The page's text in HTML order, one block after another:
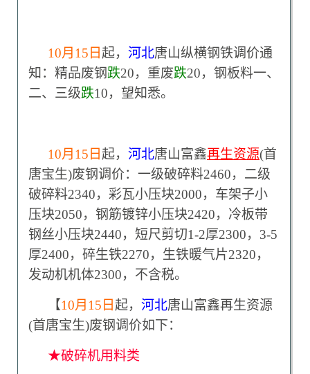
10月15日 起， 河北唐山纵横钢铁调价通
知：精品废钢跌20，重废跌20，钢板料一、
二、三级跌10，望知悉。
10月15日 起， 河北唐山富鑫再生资源(首
唐宝生)废钢调价：一级破碎料2460，二级
破碎料2340，彩瓦小压块2000，车架子小
压块2050，钢筋镀锌小压块2420，冷板带
钢丝小压块2440，短尺剪切1-2厚2300，3-5
厚2400，碎生铁2270，生铁暖气片2320，
发动机机体2300，不含税。
【10月15日 起， 河北唐山富鑫再生资源
(首唐宝生)废钢调价如下：
★破碎机用料类